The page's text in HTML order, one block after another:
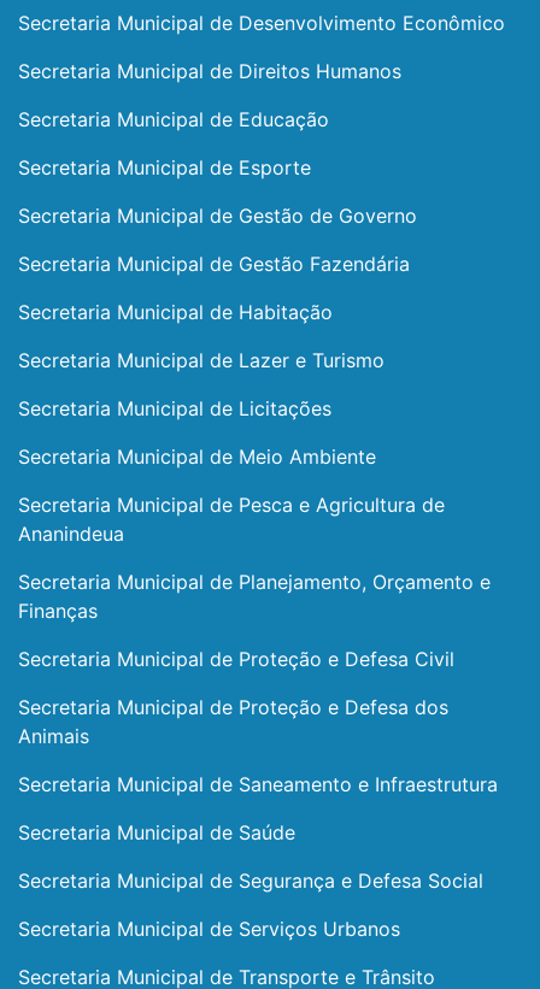
Secretaria Municipal de Desenvolvimento Econômico
Secretaria Municipal de Direitos Humanos
Secretaria Municipal de Educação
Secretaria Municipal de Esporte
Secretaria Municipal de Gestão de Governo
Secretaria Municipal de Gestão Fazendária
Secretaria Municipal de Habitação
Secretaria Municipal de Lazer e Turismo
Secretaria Municipal de Licitações
Secretaria Municipal de Meio Ambiente
Secretaria Municipal de Pesca e Agricultura de
Ananindeua
Secretaria Municipal de Planejamento, Orçamento e
Finanças
Secretaria Municipal de Proteção e Defesa Civil
Secretaria Municipal de Proteção e Defesa dos
Animais
Secretaria Municipal de Saneamento e Infraestrutura
Secretaria Municipal de Saúde
Secretaria Municipal de Segurança e Defesa Social
Secretaria Municipal de Serviços Urbanos
Secretaria Municipal de Transporte e Trânsito